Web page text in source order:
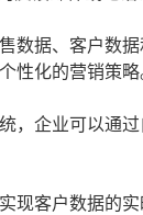
数据、客户数
性化的营销策略
，企业可以通
现客户数据的